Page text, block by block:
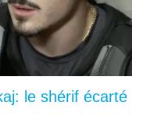
le shérif écarté